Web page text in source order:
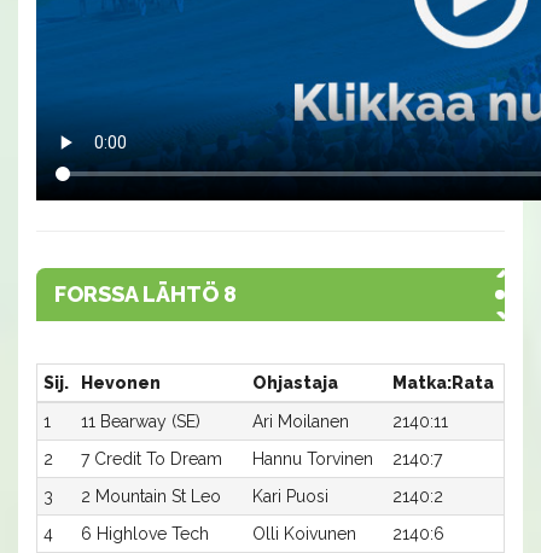
FORSSA LÄHTÖ 8
Sij. Hevonen Ohjastaja Matka:Rata
1
11 Bearway (SE) Ari Moilanen 2140:11
2
7 Credit To Dream Hannu Torvinen 2140:7
3
2 Mountain St Leo Kari Puosi 2140:2
4
6 Highlove Tech Olli Koivunen 2140:6